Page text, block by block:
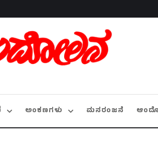
ಅಂಕಣಗಳು ಮನರಂಜನೆ